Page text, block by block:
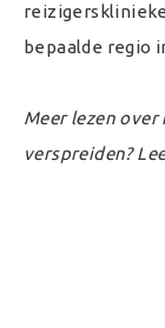
bepaalde regio
Meer lezen over
verspreiden?